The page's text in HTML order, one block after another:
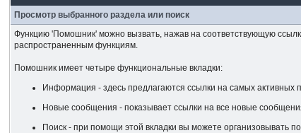
Просмотр выбранного раздела или поиск
Функцию 'Помошник' можно вызвать, нажав на соответствующую
распространенным функциям.
Помошник имеет четыре функциональные вкладки:
Информация - здесь предлагаются ссылки на самых
Новые сообщения - показывает ссылки на все новые
Поиск - при помощи этой вкладки вы можете организовывать